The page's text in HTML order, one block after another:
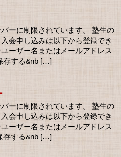
ーに制限されています。 塾生の
会申し込みは以下から登録でき
ーザー名またはメールアドレス
存する&nb […]
ーに制限されています。 塾生の
会申し込みは以下から登録でき
ーザー名またはメールアドレス
存する&nb […]